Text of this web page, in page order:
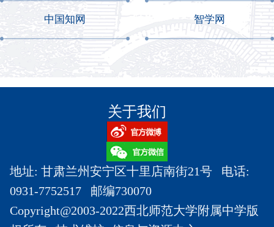
中国知网 智学网
关于我们
地址: 甘肃兰州安宁区十里店南街21号 电话:
0931-7752517 邮编730070
Copyright@2003-2022西北师范大学附属中学版